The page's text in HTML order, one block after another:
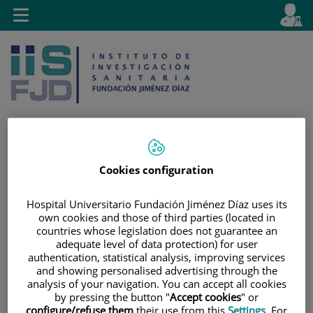
Saltar al contenido
contenido
idioma
activo
es
Toggle
navigation
Cookies configuration
Hospital Universitario Fundación Jiménez Díaz uses its
own cookies and those of third parties (located in
countries whose legislation does not guarantee an
adequate level of data protection) for user
authentication, statistical analysis, improving services
and showing personalised advertising through the
analysis of your navigation. You can accept all cookies
by pressing the button "Accept cookies" or
configure/refuse them their use from this Settings. For